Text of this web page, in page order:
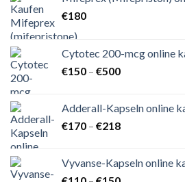
€180
Cytotec 200-mcg online
€150 – €500Preisspanne:
€500
Adderall-Kapseln online
€170 – €218Preisspanne:
€218
Vyvanse-Kapseln online